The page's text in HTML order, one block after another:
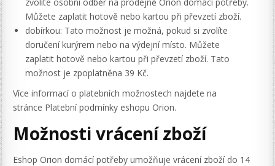
Můžete zaplatit hotově nebo kartou při převzetí zboží.
dobírkou: Tato možnost je možná, pokud si zvolíte
doručení kurýrem nebo na výdejní místo. Můžete
zaplatit hotově nebo kartou při převzetí zboží. Tato
možnost je zpoplatněna 39 Kč.
Více informací o platebních možnostech najdete na
stránce Platební podmínky eshopu Orion.
Možnosti vrácení zboží
Eshop Orion domácí potřeby umožňuje vrácení zboží do 14